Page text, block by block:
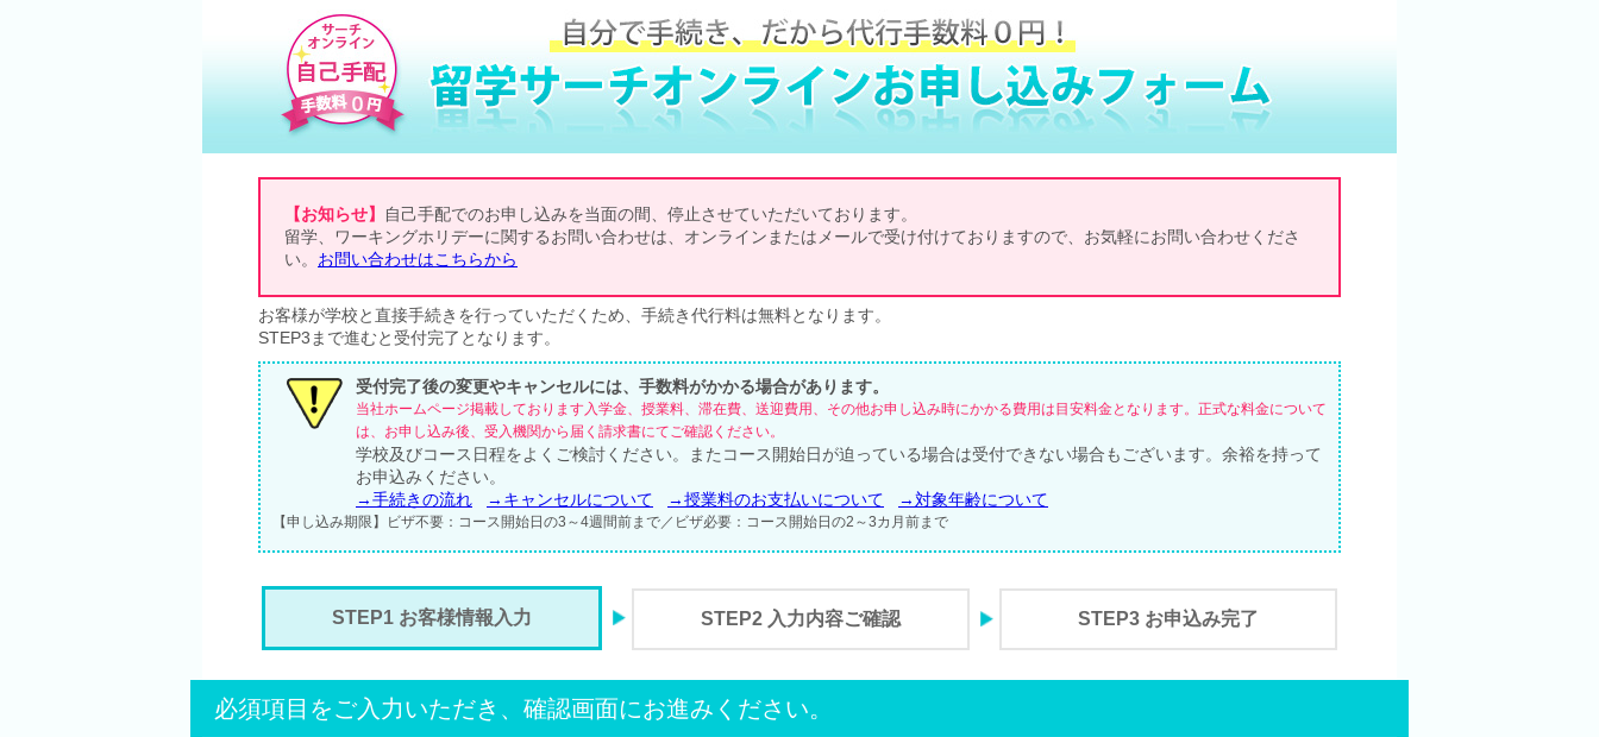
【お知らせ】
自己手配でのお申し込みを当面の間、停止させていただいております。
留学、ワーキングホリデーに関するお問い合わせは、オンラインまたはメールで受け付けておりますので、お気軽にお問い合わせくださ
い。 お問い合わせはこちらから
お客様が学校と直接手続きを行っていただくため、手続き代行料は無料となります。
STEP3まで進むと受付完了となります。
受付完了後の変更やキャンセルには、手数料がかかる場合があります。
当社ホームページ掲載しております入学金、授業料、滞在費、送迎費用、その他お申し込み時にかかる費用は目安料金となります。正式な料金について
は、お申し込み後、受入機関から届く請求書にてご確認ください。
学校及びコース日程をよくご検討ください。またコース開始日が迫っている場合は受付できない場合もございます。余裕を持って
お申込みください。
→手続きの流れ
→キャンセルについて →授業料のお支払いについて →対象年齢について
【申し込み期限】ビザ不要：コース開始日の3～4週間前まで／ビザ必要：コース開始日の2～3カ月前まで
STEP1 お客様情報入力 STEP2 入力内容ご確認 STEP3 お申込み完了
必須項目をご入力いただき、確認画面にお進みください。